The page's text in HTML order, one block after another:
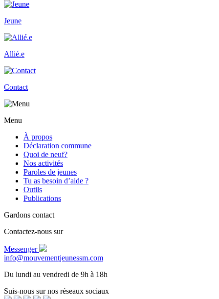
Jeune
Allié.e
Contact
Menu
À propos
Déclaration commune
Quoi de neuf?
Nos activités
Paroles de jeunes
Tu as besoin d’aide ?
Outils
Publications
Gardons contact
Contactez-nous sur
Messenger
info@mouvementjeunessm.com
Du lundi au vendredi de 9h à 18h
Suis-nous sur nos réseaux sociaux